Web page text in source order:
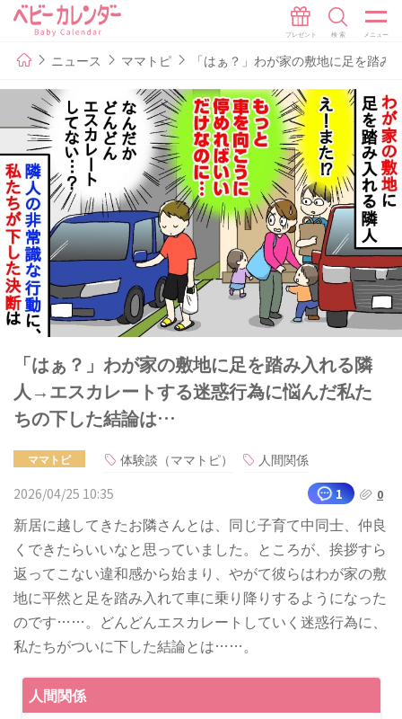
ニュース ママトピ 「はぁ？」わが家の敷地に足を踏
「はぁ？」わが家の敷地に足を踏み入れる隣
人→エスカレートする迷惑行為に悩んだ私た
ちの下した結論は…
ママトピ 体験談（ママトピ）
人間関係
2026/04/25 10:35
1 0
新居に越してきたお隣さんとは、同じ子育て中同士、仲良
くできたらいいなと思っていました。ところが、挨拶すら
返ってこない違和感から始まり、やがて彼らはわが家の敷
地に平然と足を踏み入れて車に乗り降りするようになった
のです……。どんどんエスカレートしていく迷惑行為に、
私たちがついに下した結論とは……。
人間関係